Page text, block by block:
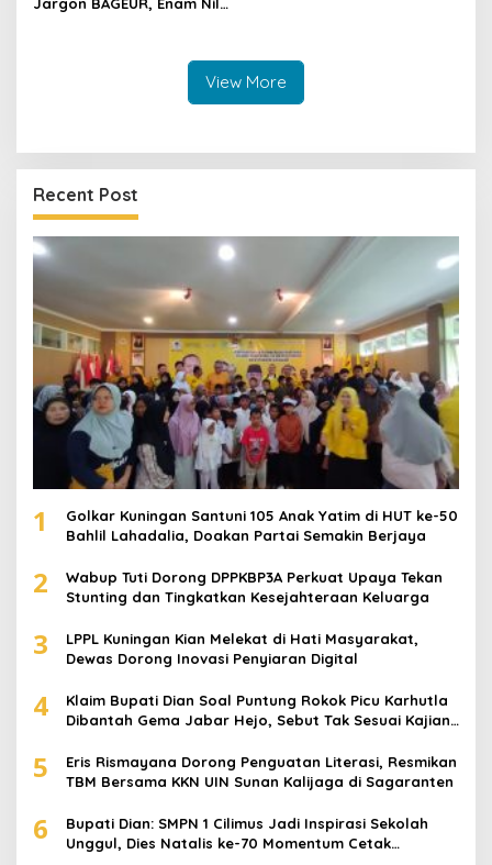
View More
Recent Post
1
Golkar Kuningan Santuni 105 Anak Yatim di HUT ke-50
Bahlil Lahadalia, Doakan Partai Semakin Berjaya
2
Wabup Tuti Dorong DPPKBP3A Perkuat Upaya Tekan
Stunting dan Tingkatkan Kesejahteraan Keluarga
3
LPPL Kuningan Kian Melekat di Hati Masyarakat,
Dewas Dorong Inovasi Penyiaran Digital
4
Klaim Bupati Dian Soal Puntung Rokok Picu Karhutla
Dibantah Gema Jabar Hejo, Sebut Tak Sesuai Kajian
5
Eris Rismayana Dorong Penguatan Literasi, Resmikan
TBM Bersama KKN UIN Sunan Kalijaga di Sagaranten
6
Bupati Dian: SMPN 1 Cilimus Jadi Inspirasi Sekolah
Unggul, Dies Natalis ke-70 Momentum Cetak